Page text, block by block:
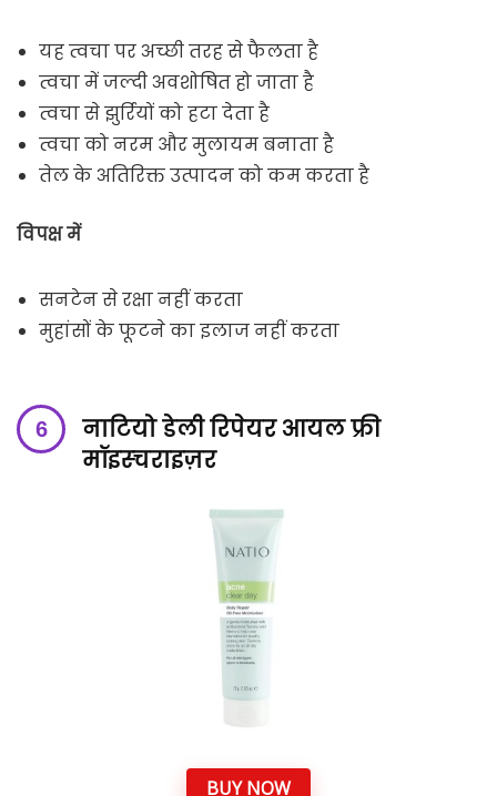
यह त्वचा पर अच्छी तरह से फैलता है
त्वचा में जल्दी अवशोषित हो जाता है
त्वचा से झुर्रियों को हटा देता है
त्वचा को नरम और मुलायम बनाता है
तेल के अतिरिक्त उत्पादन को कम करता है
विपक्ष में
सनटेन से रक्षा नहीं करता
मुहांसों के फूटने का इलाज नहीं करता
नाटियो डेली रिपेयर आयल फ्री
मॉइस्चराइज़र
BUY NOW